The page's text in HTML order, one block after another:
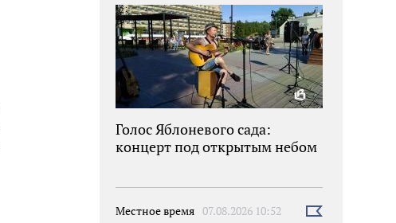
Голос Яблоневого сада:
концерт под открытым небом
Местное время 07.08.2026 10:52
Выбрать